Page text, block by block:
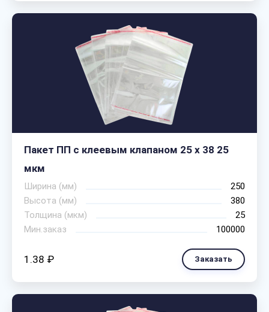
Пакет ПП с клеевым клапаном 25 х 38 25
мкм
Ширина (мм)
250
Высота (мм)
380
Толщина (мкм)
25
Мин.заказ
100000
1.38 ₽ Заказать